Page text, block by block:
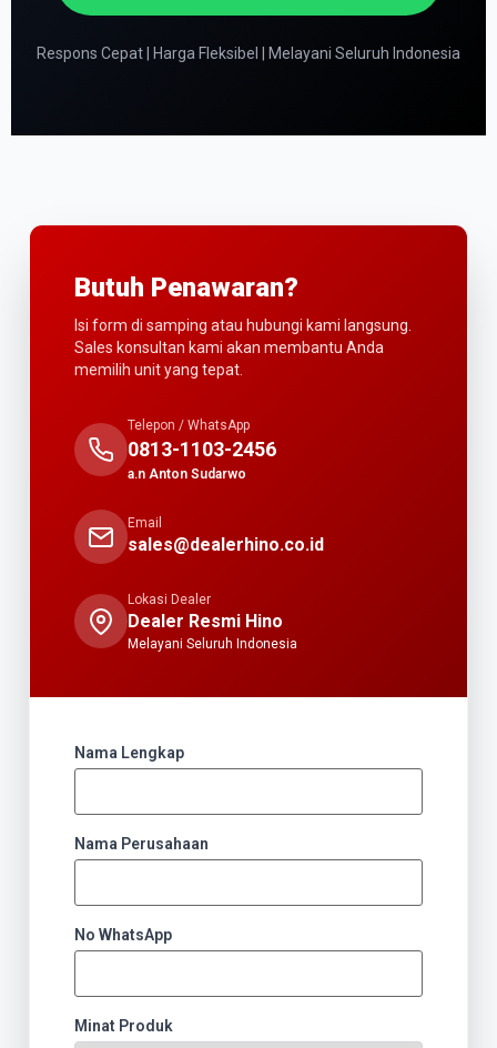
Respons Cepat | Harga Fleksibel | Melayani Seluruh Indonesia
Butuh Penawaran?
Isi form di samping atau hubungi kami langsung.
Sales konsultan kami akan membantu Anda
memilih unit yang tepat.
Telepon / WhatsApp
0813-1103-2456
a.n Anton Sudarwo
Email
sales@dealerhino.co.id
Lokasi Dealer
Dealer Resmi Hino
Melayani Seluruh Indonesia
Nama Lengkap
Nama Perusahaan
No WhatsApp
Minat Produk